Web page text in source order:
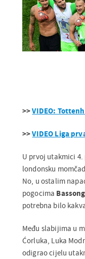
>>VIDEO:
>>VIDEO Liga
U prvoj utakmici 4.
londonsku
No, u ostalim
pogocima Bassong
potrebna bilo
Među slabijima u
Ćorluka, Luka
odigrao cijelu